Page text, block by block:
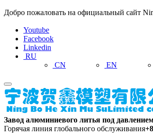
Добро пожаловать на официальный сайт
Youtube
Facebook
Linkedin
RU
CN
EN
Завод алюминиевого литья под
Горячая линия глобального обслуживания